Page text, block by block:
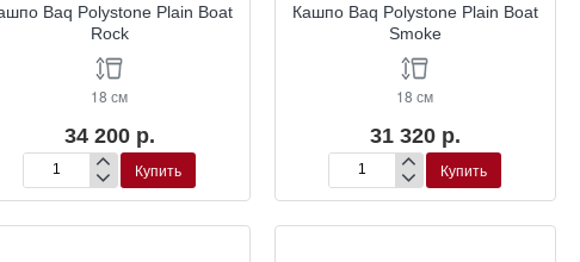
Baq Polystone Plain Boat
Rock
18 см
34 200 р.
Кашпо
Baq
Polystone
Купить
Кашпо Baq Polystone Plain Boat
Smoke
18 см
31 320 р.
Кашпо
Baq
Polystone
Купить